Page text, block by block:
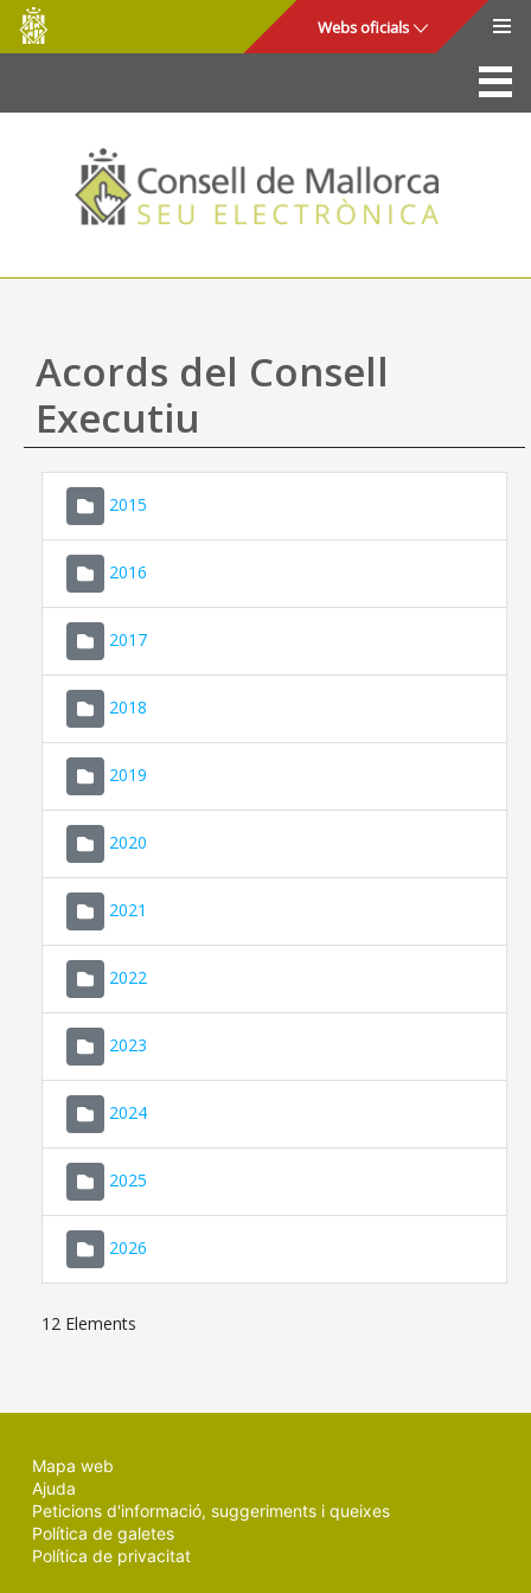
Salta al contingut principal
Consell
de
Mallorca
Webs oficials
La Seu
Consell de Mallorca
Accés i seguretat
Utilitats
Ajuda
Acords del Consell
Executiu
2015
2016
2017
2018
2019
2020
2021
2022
2023
2024
2025
2026
12 Elements
Mapa web
Ajuda
Peticions d'informació, suggeriments i queixes
Política de galetes
Política de privacitat